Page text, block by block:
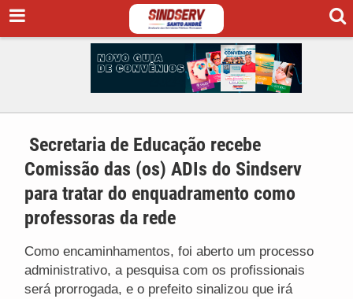
Secretaria de Educação recebe
Comissão das (os) ADIs do Sindserv
para tratar do enquadramento como
professoras da rede
Como encaminhamentos, foi aberto um processo
administrativo, a pesquisa com os profissionais
será prorrogada, e o prefeito sinalizou que irá